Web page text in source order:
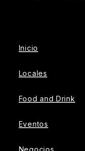
Inicio
Locales
Food and Drink
Eventos
Negocios